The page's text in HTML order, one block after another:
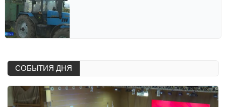
СОБЫТИЯ ДНЯ